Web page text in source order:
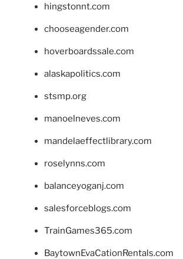
hingstonnt.com
chooseagender.com
hoverboardssale.com
alaskapolitics.com
stsmp.org
manoelneves.com
mandelaeffectlibrary.com
roselynns.com
balanceyoganj.com
salesforceblogs.com
TrainGames365.com
BaytownEvaCationRentals.com